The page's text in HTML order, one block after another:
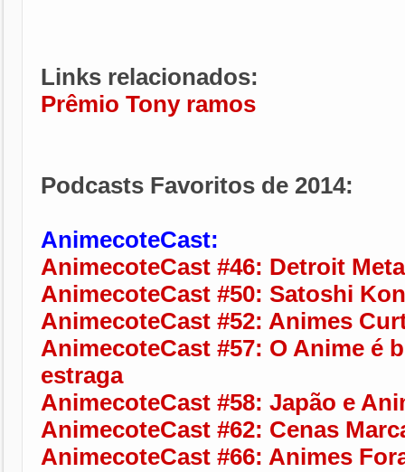
Links relacionados:
Prêmio Tony ramos
Podcasts Favoritos de 2014:
AnimecoteCast:
AnimecoteCast #46: Detroit
AnimecoteCast #50: Satoshi Kon
AnimecoteCast #52: Animes
AnimecoteCast #57: O Anime é
estraga
AnimecoteCast #58: Japão e
AnimecoteCast #62: Cenas
AnimecoteCast #66: Animes